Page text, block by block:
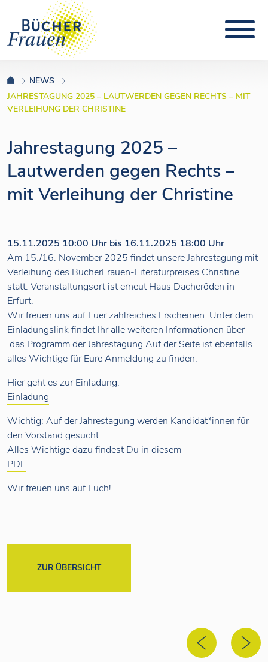
NEWS
JAHRESTAGUNG 2025 – LAUTWERDEN GEGEN RECHTS – MIT
VERLEIHUNG DER CHRISTINE
Jahrestagung 2025 –
Lautwerden gegen Rechts –
mit Verleihung der Christine
15.11.2025 10:00 Uhr bis 16.11.2025 18:00 Uhr
Am 15./16. November 2025 findet unsere Jahrestagung mit
Verleihung des BücherFrauen-Literaturpreises Christine
statt. Veranstaltungsort ist erneut Haus Dacheröden in
Erfurt.
Wir freuen uns auf Euer zahlreiches Erscheinen. Unter dem
Einladungslink findet Ihr alle weiteren Informationen über
das Programm der Jahrestagung.Auf der Seite ist ebenfalls
alles Wichtige für Eure Anmeldung zu finden.
Hier geht es zur Einladung:
Einladung
Wichtig: Auf der Jahrestagung werden Kandidat*innen für
den Vorstand gesucht.
Alles Wichtige dazu findest Du in diesem
PDF
Wir freuen uns auf Euch!
ZUR ÜBERSICHT